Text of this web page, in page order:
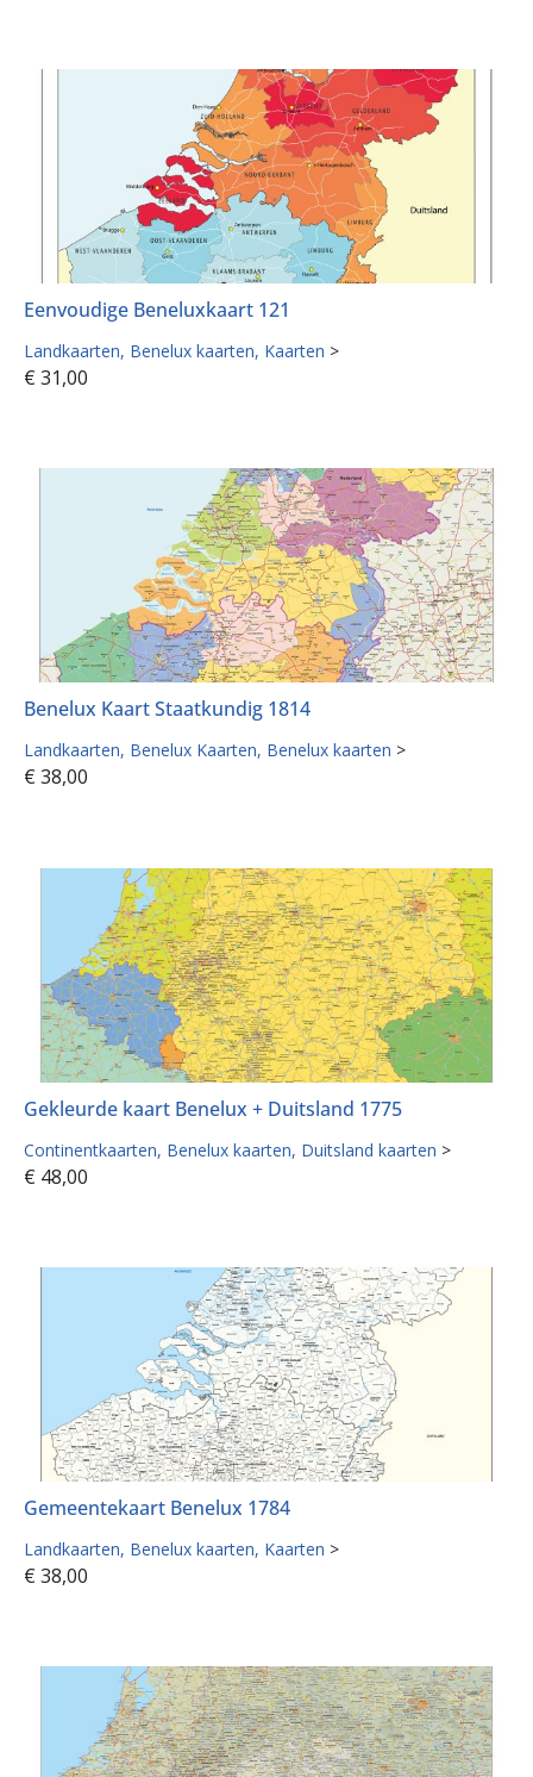
Eenvoudige Beneluxkaart 121
Landkaarten Benelux kaarten Kaarten >
€ 31,00
Benelux Kaart Staatkundig 1814
Landkaarten Benelux Kaarten Benelux kaarten >
€ 38,00
Gekleurde kaart Benelux + Duitsland 1775
Continentkaarten Benelux kaarten Duitsland kaarten >
€ 48,00
Gemeentekaart Benelux 1784
Landkaarten Benelux kaarten Kaarten >
€ 38,00